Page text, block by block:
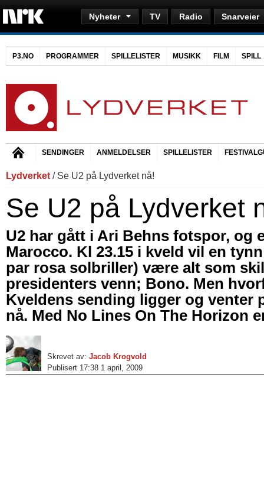
Nyheter TV Radio Snarveier
P3.NO PROGRAMMER SPILLELISTER MUSIKK FILM SPILL
SENDINGER ANMELDELSER SPILLELISTER
Lydverket / Se U2 på Lydverket nå!
Se U2 på Lydverket
U2 har gått i Ari Behns fotspor, og
Marocco. Kl 23.15 i kveld vil en
par rosa solbriller) være alt som
presidenters venn; Bono. Men
Kveldens sending ligger og venter
nå. Med No Lines On The Horizon
Skrevet av: Jacob Krogvold
Publisert 17:38 1 april, 2009